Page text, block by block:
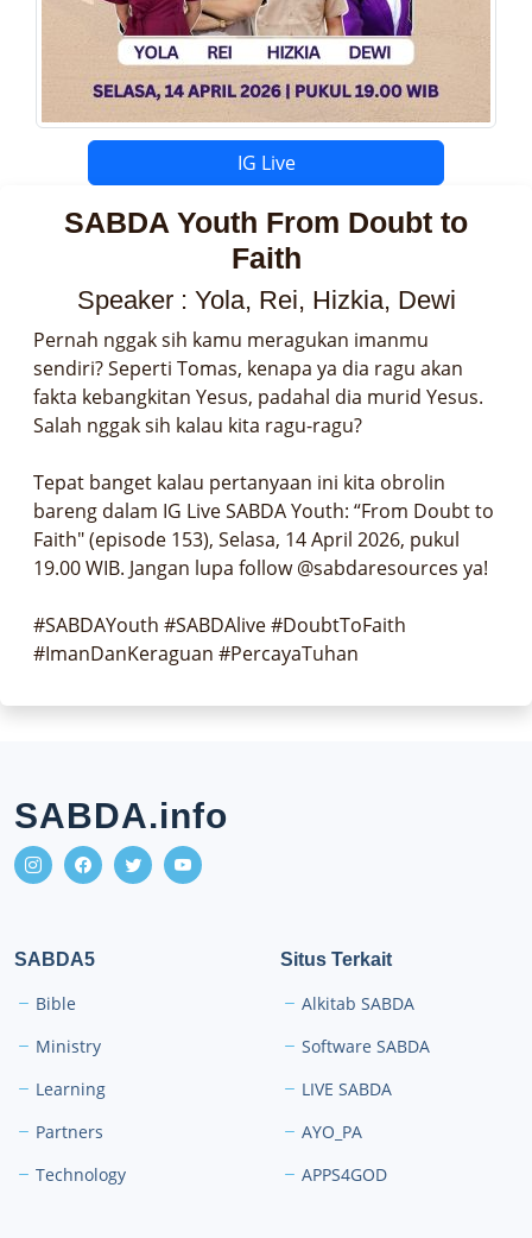
IG Live
SABDA Youth From Doubt to
Faith
Speaker : Yola, Rei, Hizkia, Dewi
Pernah nggak sih kamu meragukan imanmu
sendiri? Seperti Tomas, kenapa ya dia ragu akan
fakta kebangkitan Yesus, padahal dia murid Yesus.
Salah nggak sih kalau kita ragu-ragu?
Tepat banget kalau pertanyaan ini kita obrolin
bareng dalam IG Live SABDA Youth: “From Doubt to
Faith" (episode 153), Selasa, 14 April 2026, pukul
19.00 WIB. Jangan lupa follow @sabdaresources ya!
#SABDAYouth #SABDAlive #DoubtToFaith
#ImanDanKeraguan #PercayaTuhan
SABDA.info
SABDA5
Bible
Ministry
Learning
Partners
Technology
Situs Terkait
Alkitab SABDA
Software SABDA
LIVE SABDA
AYO_PA
APPS4GOD